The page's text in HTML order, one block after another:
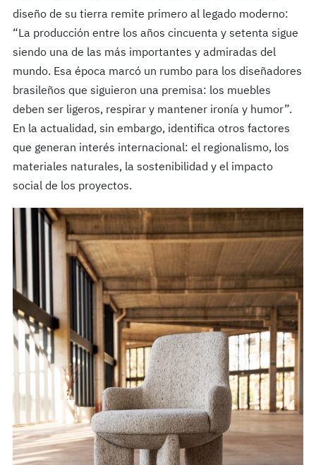
diseño de su tierra remite primero al legado moderno:
“La producción entre los años cincuenta y setenta sigue
siendo una de las más importantes y admiradas del
mundo. Esa época marcó un rumbo para los diseñadores
brasileños que siguieron una premisa: los muebles
deben ser ligeros, respirar y mantener ironía y humor”.
En la actualidad, sin embargo, identifica otros factores
que generan interés internacional: el regionalismo, los
materiales naturales, la sostenibilidad y el impacto
social de los proyectos.